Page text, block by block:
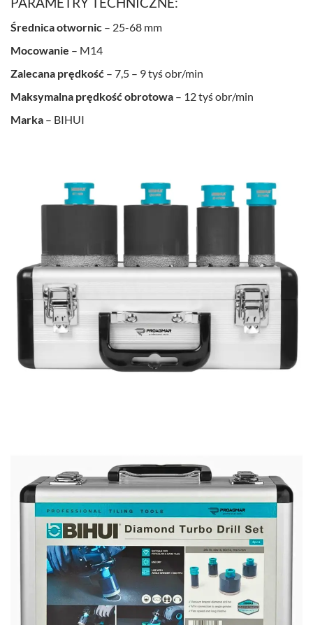
Średnicaotwornic – 25-68 mm
Mocowanie – M14
Zalecana prędkość – 7,5 – 9 tyś obr/min
Maksymalna prędkość obrotowa – 12 tyś obr/min
Marka – BIHUI